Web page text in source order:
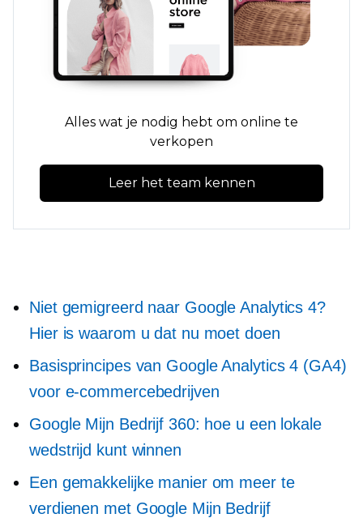
Alles wat je nodig hebt om online te
verkopen
Leer het team kennen
Niet gemigreerd naar Google Analytics 4?
Hier is waarom u dat nu moet doen
Basisprincipes van Google Analytics 4 (GA4)
voor e-commercebedrijven
Google Mijn Bedrijf 360: hoe u een lokale
wedstrijd kunt winnen
Een gemakkelijke manier om meer te
verdienen met Google Mijn Bedrijf